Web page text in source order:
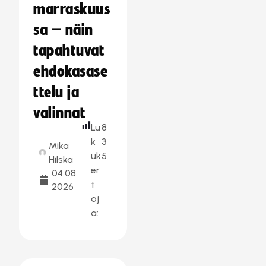
marraskuus
sa – näin
tapahtuvat
ehdokasase
ttelu ja
valinnat
Mika
Hilska
04.08.
2026
Lu
k
uk
er
t
oj
a:
8
3
5